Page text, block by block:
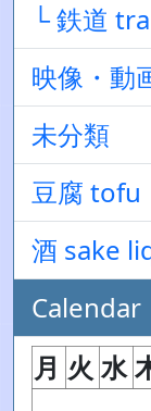
└ 鉄道
映像・動
未分類
豆腐 tofu
酒 sake
Calendar
月 火 水